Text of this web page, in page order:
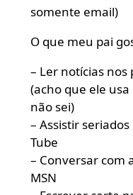
somente email)
O que meu pai
– Ler notícias nos
(acho que ele
não sei)
– Assistir
Tube
– Conversar com
MSN